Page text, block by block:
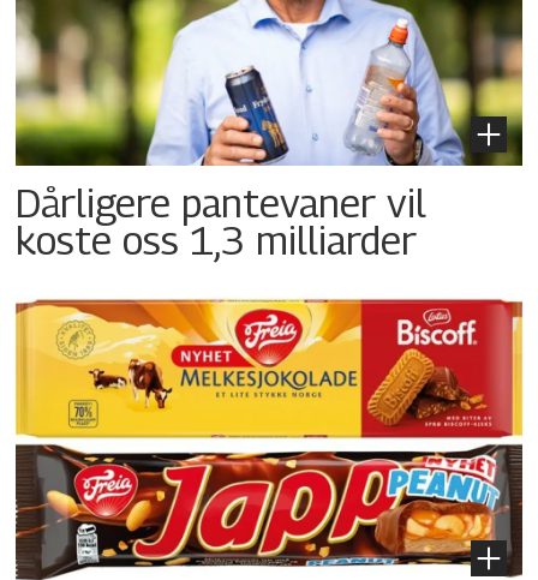
Dårligere pantevaner vil
koste oss 1,3 milliarder